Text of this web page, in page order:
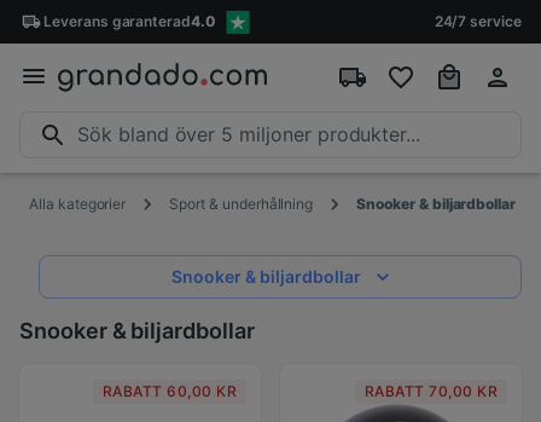
Leverans garanterad4.0 24/7 service
Alla kategorier Sport & underhållning Snooker & biljardbollar
Snooker & biljardbollar
Snooker & biljardbollar
RABATT 60,00 KR RABATT 70,00 KR